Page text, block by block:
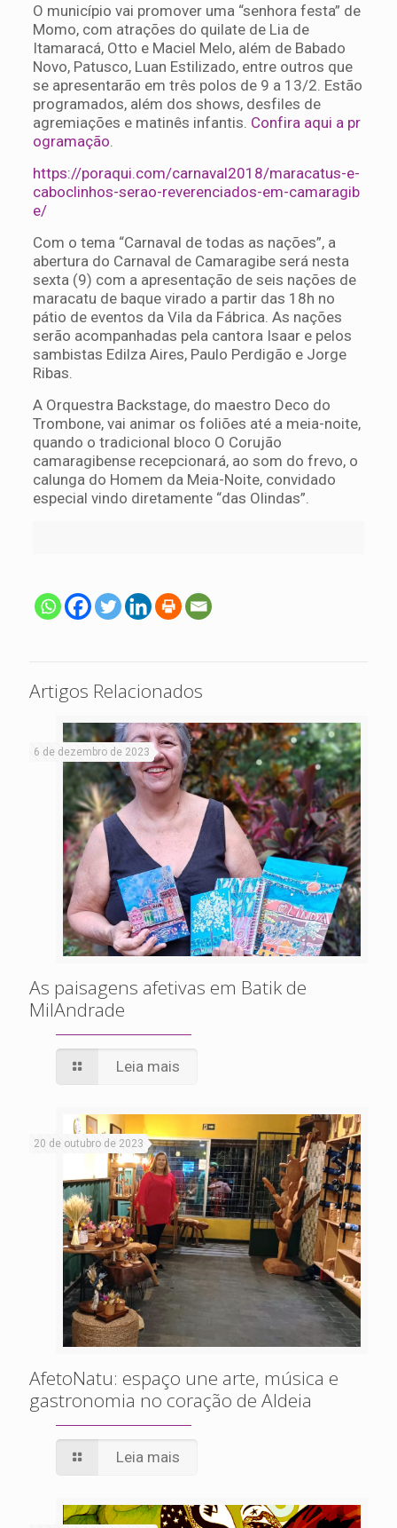
O município vai promover uma “senhora festa” de
Momo, com atrações do quilate de Lia de
Itamaracá, Otto e Maciel Melo, além de Babado
Novo, Patusco, Luan Estilizado, entre outros que
se apresentarão em três polos de 9 a 13/2. Estão
programados, além dos shows, desfiles de
agremiações e matinês infantis. Confira aqui a pr
ogramação
https://poraqui.com/carnaval2018/maracatus-e-
caboclinhos-serao-reverenciados-em-camaragib
e/
Com o tema “Carnaval de todas as nações”, a
abertura do Carnaval de Camaragibe será nesta
sexta (9) com a apresentação de seis nações de
maracatu de baque virado a partir das 18h no
pátio de eventos da Vila da Fábrica. As nações
serão acompanhadas pela cantora Isaar e pelos
sambistas Edilza Aires, Paulo Perdigão e Jorge
Ribas.
A Orquestra Backstage, do maestro Deco do
Trombone, vai animar os foliões até a meia-noite,
quando o tradicional bloco O Corujão
camaragibense recepcionará, ao som do frevo, o
calunga do Homem da Meia-Noite, convidado
especial vindo diretamente “das Olindas”.
Artigos Relacionados
6 de dezembro de 2023
As paisagens afetivas em Batik de
MilAndrade
Leia mais
20 de outubro de 2023
AfetoNatu: espaço une arte, música e
gastronomia no coração de Aldeia
Leia mais